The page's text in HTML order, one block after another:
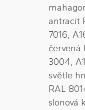
antracit
7016,
červená
3004,
světle
RAL
slonová